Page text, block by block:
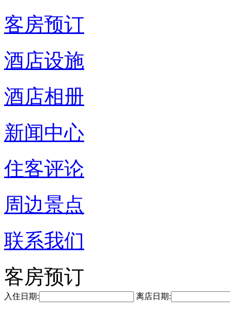
客房预订
酒店设施
酒店相册
新闻中心
住客评论
周边景点
联系我们
客房预订
入住日期: 离店日期: